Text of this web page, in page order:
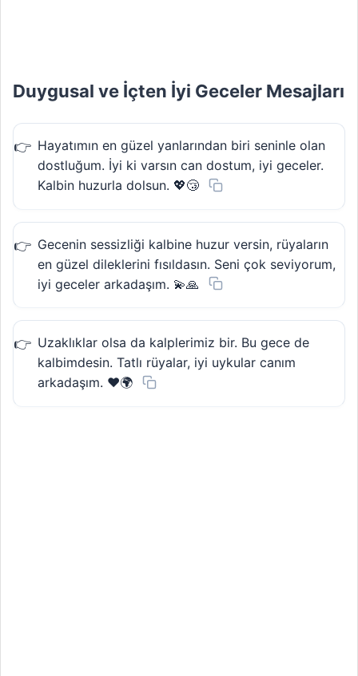
Duygusal ve İçten İyi Geceler Mesajları
Hayatımın en güzel yanlarından biri seninle olan
dostluğum. İyi ki varsın can dostum, iyi geceler.
Kalbin huzurla dolsun. 💖😴
Gecenin sessizliği kalbine huzur versin, rüyaların
en güzel dileklerini fısıldasın. Seni çok seviyorum,
iyi geceler arkadaşım. 💫🙏
Uzaklıklar olsa da kalplerimiz bir. Bu gece de
kalbimdesin. Tatlı rüyalar, iyi uykular canım
arkadaşım. ❤️🌍